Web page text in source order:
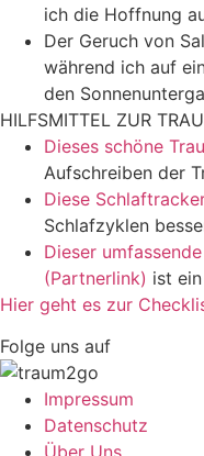
ich die Hoffnung
Der Geruch von
während ich auf
den
HILFSMITTEL ZUR
Dieses schöne
Aufschreiben der
Diese
Schlafzyklen
Dieser
(Partnerlink) ist
Hier geht es zur
Folge uns auf
Impressum
Datenschutz